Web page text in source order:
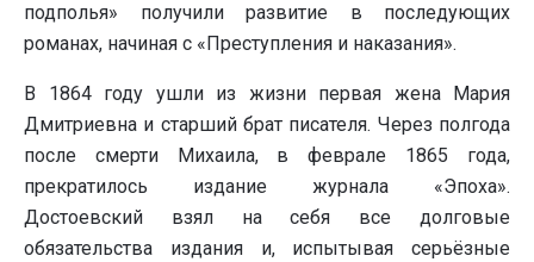
подполья» получили развитие в последующих
романах, начиная с «Преступления и наказания».
В 1864 году ушли из жизни первая жена Мария
Дмитриевна и старший брат писателя. Через полгода
после смерти Михаила, в феврале 1865 года,
прекратилось издание журнала «Эпоха».
Достоевский взял на себя все долговые
обязательства издания и, испытывая серьёзные